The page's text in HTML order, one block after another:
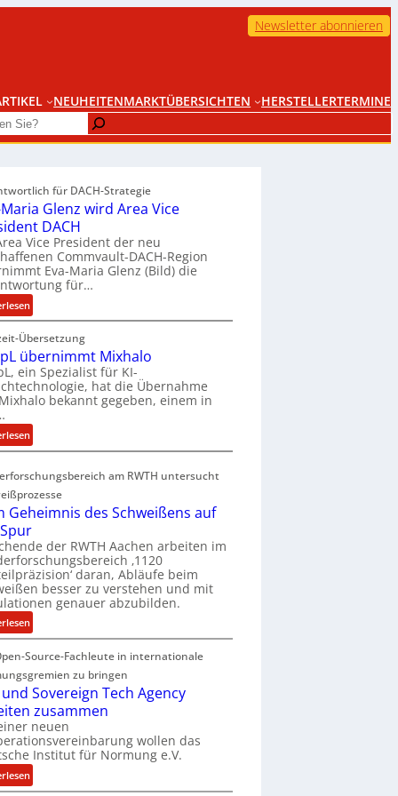
Newsletter abonnieren
NEUHEITENMARKTÜBERSICHTEN HERSTELLERTERMINE
für DACH-Strategie
Maria Glenz wird Area Vice
DACH
Vice President der neu
Commvault-DACH-Region
Eva-Maria Glenz (Bild) die
für…
:
E
v
a
-
M
a
r
i
a
G
e
z
w
i
r
d
A
r
e
a
V
c
e
P
r
Übersetzung
übernimmt Mixhalo
ein Spezialist für KI-
hat die Übernahme
bekannt gegeben, einem in
:
D
p
L
b
e
r
n
m
m
M
h
a
o
am RWTH untersucht
Geheimnis des Schweißens auf
der RWTH Aachen arbeiten im
‚1120
daran, Abläufe beim
besser zu verstehen und mit
genauer abzubilden.
:
D
e
m
G
e
h
e
m
n
Source-Fachleute in internationale
zu bringen
Sovereign Tech Agency
zusammen
neuen
wollen das
Institut für Normung e.V.
:
D